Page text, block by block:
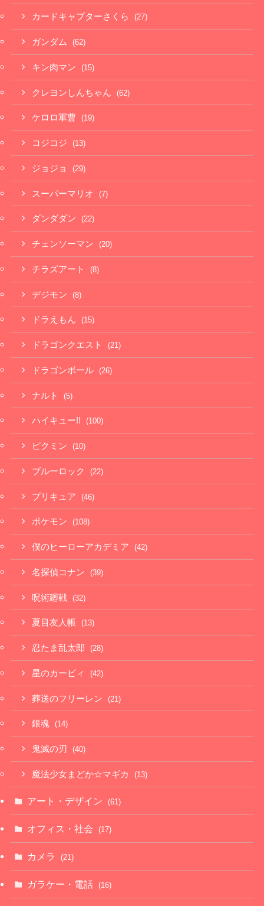
カードキャプターさくら (27)
ガンダム (62)
キン肉マン (15)
クレヨンしんちゃん (62)
ケロロ軍曹 (19)
コジコジ (13)
ジョジョ (29)
スーパーマリオ (7)
ダンダダン (22)
チェンソーマン (20)
チラズアート (8)
デジモン (8)
ドラえもん (15)
ドラゴンクエスト (21)
ドラゴンボール (26)
ナルト (5)
ハイキュー!! (100)
ピクミン (10)
ブルーロック (22)
プリキュア (46)
ポケモン (108)
僕のヒーローアカデミア (42)
名探偵コナン (39)
呪術廻戦 (32)
夏目友人帳 (13)
忍たま乱太郎 (28)
星のカービィ (42)
葬送のフリーレン (21)
銀魂 (14)
鬼滅の刃 (40)
魔法少女まどか☆マギカ (13)
アート・デザイン (61)
オフィス・社会 (17)
カメラ (21)
ガラケー・電話 (16)